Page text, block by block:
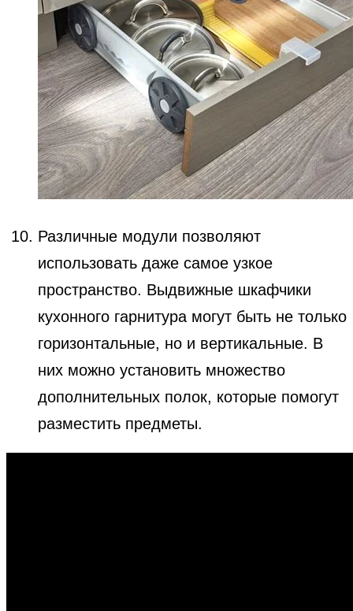
Различные модули позволяют
использовать даже самое узкое
пространство. Выдвижные шкафчики
кухонного гарнитура могут быть не только
горизонтальные, но и вертикальные. В
них можно установить множество
дополнительных полок, которые помогут
разместить предметы.